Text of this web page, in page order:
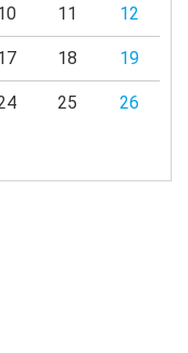
11 12
18 19
25 26